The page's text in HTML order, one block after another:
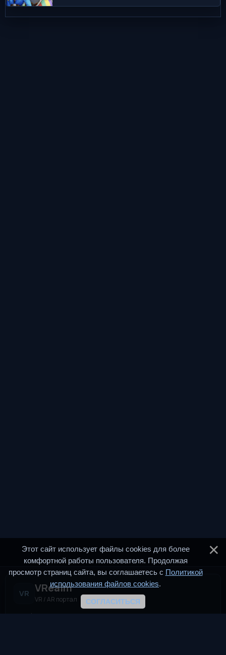
VR VRealm
VR / AR портал
VRealm.ru — информационный портал, посвящённый
Этот сайт использует файлы cookies для более
комфортной работы пользователя. Продолжая
просмотр страниц сайта, вы соглашаетесь с Политикой
использования файлов cookies.
СОГЛАСИТЬСЯ